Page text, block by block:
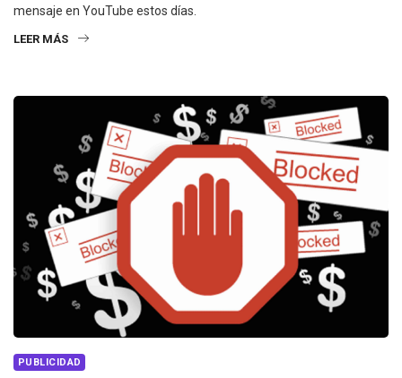
mensaje en YouTube estos días.
LEER MÁS
PUBLICIDAD